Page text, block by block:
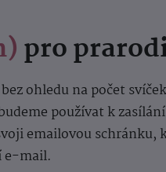
pro
ohledu na počet
používat k
emailovou schránku,
e-mail.